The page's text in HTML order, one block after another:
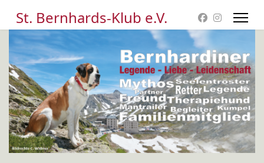
St. Bernhards-Klub e.V.